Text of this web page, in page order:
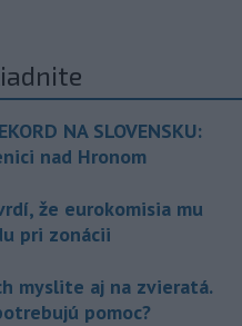
NA SLOVENSKU:
nad Hronom
že eurokomisia mu
pri zonácii
myslite aj na zvieratá.
pomoc?